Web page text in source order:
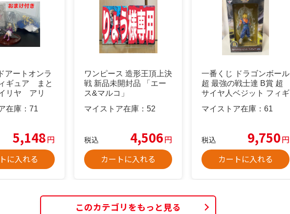
アートオンラ
ギュア まと
リヤ アリ
在庫： 71
5,148円
に入れる
ワンピース 造形王頂上決
戦 新品未開封品 「エー
ス&マルコ」
マイストア在庫： 52
税込 4,506円
カートに入れる
一番くじ ドラゴンボール
超 最強の戦士達 B賞 超
サイヤ人ベジット フィギ
マイストア在庫： 61
税込 9,750円
カートに入れる
このカテゴリをもっと見る